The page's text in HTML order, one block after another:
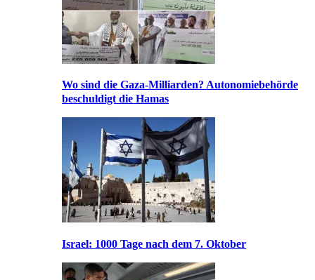
Wo sind die Gaza-Milliarden? Autonomiebehörde
beschuldigt die Hamas
Israel: 1000 Tage nach dem 7. Oktober